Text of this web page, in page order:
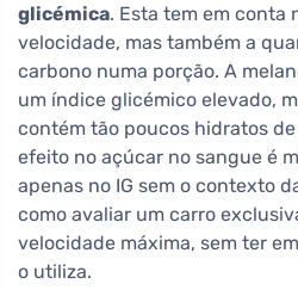
glicémica. Esta tem em conta
velocidade, mas também a
carbono numa porção. A
um índice glicémico elevado,
contém tão poucos hidratos
efeito no açúcar no sangue é
apenas no IG sem o contexto
como avaliar um carro
velocidade máxima, sem ter
o utiliza.